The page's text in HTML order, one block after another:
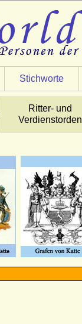
Stichworte
Ritter- und
Verdienstorden